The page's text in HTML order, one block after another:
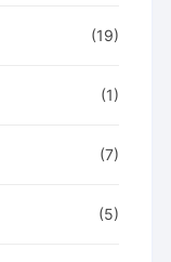
(19)
(1)
(7)
(5)